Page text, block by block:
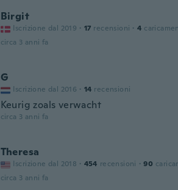
Birgit
Iscrizione dal 2019 · 17 recensioni · 4
circa 3 anni fa
G
Iscrizione dal 2016 · 14 recensioni
Keurig zoals verwacht
circa 3 anni fa
Theresa
Iscrizione dal 2018 · 454 recensioni · 90
circa 3 anni fa